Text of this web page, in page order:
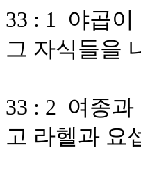
33 : 1 야곱이
그 자식들을
33 : 2 여종과
고 라헬과 요